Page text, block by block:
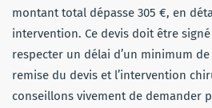
montant total dépasse 305 €, en
intervention. Ce devis doit être
respecter un délai d’un minimum
remise du devis et l’intervention
conseillons vivement de demander